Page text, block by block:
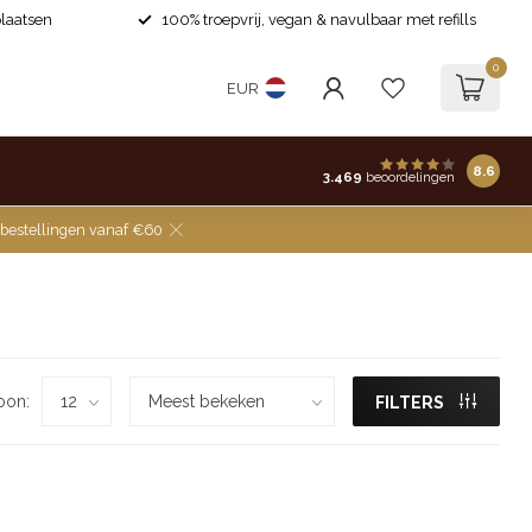
100% troepvrij, vegan & navulbaar met refills
EUR
0
3.469 beoordelingen 8.6
bestellingen vanaf €60
FILTERS